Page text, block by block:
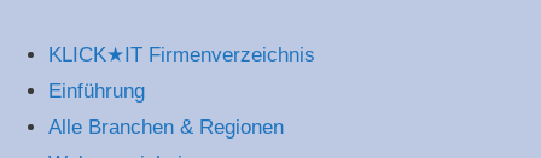
KLICK★IT Firmenverzeichnis
Einführung
Alle Branchen & Regionen